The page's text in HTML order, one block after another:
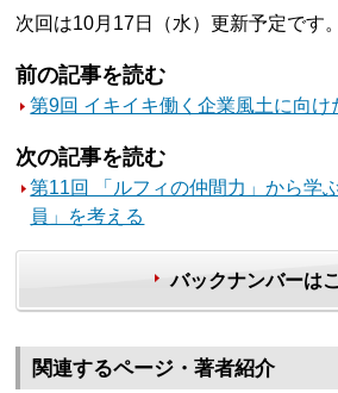
次回は10月17日（水）更新予定です。
前の記事を読む
第9回 イキイキ働く企業風土に向
次の記事を読む
第11回 「ルフィの仲間力」から学
員」を考える
バックナンバーは
関連するページ・著者紹介